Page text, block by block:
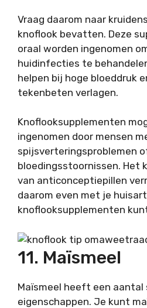
Vraag daarom naar
knoflook bevatten. Deze
oraal worden ingenomen
huidinfecties te
helpen bij hoge bloeddruk
tekenbeten verlagen.
Knoflooksupplementen
ingenomen door mensen
spijsverteringsproblemen
bloedingsstoornissen. Het
van anticonceptiepillen
daarom even met je
knoflooksupplementen
11. Maïsmeel
Maïsmeel heeft een aantal
eigenschappen. Je kunt